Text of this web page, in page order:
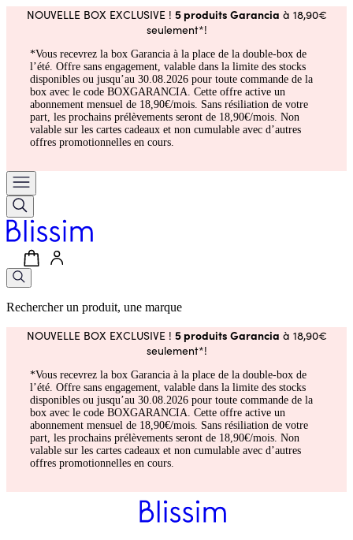
NOUVELLE BOX EXCLUSIVE ! 5 produits Garancia à 18,90€
seulement*!
*Vous recevrez la box Garancia à la place de la double-box de
l’été. Offre sans engagement, valable dans la limite des stocks
disponibles ou jusqu’au 30.08.2026 pour toute commande de la
box avec le code BOXGARANCIA. Cette offre active un
abonnement mensuel de 18,90€/mois. Sans résiliation de votre
part, les prochains prélèvements seront de 18,90€/mois. Non
valable sur les cartes cadeaux et non cumulable avec d’autres
offres promotionnelles en cours.
Rechercher un produit, une marque
NOUVELLE BOX EXCLUSIVE ! 5 produits Garancia à 18,90€
seulement*!
*Vous recevrez la box Garancia à la place de la double-box de
l’été. Offre sans engagement, valable dans la limite des stocks
disponibles ou jusqu’au 30.08.2026 pour toute commande de la
box avec le code BOXGARANCIA. Cette offre active un
abonnement mensuel de 18,90€/mois. Sans résiliation de votre
part, les prochains prélèvements seront de 18,90€/mois. Non
valable sur les cartes cadeaux et non cumulable avec d’autres
offres promotionnelles en cours.